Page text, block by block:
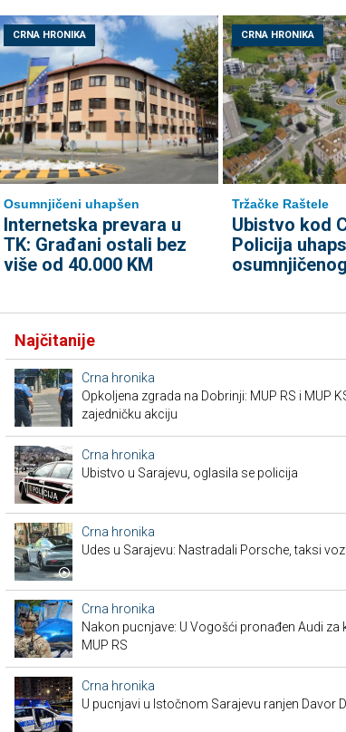
CRNA HRONIKA
Osumnjičeni uhapšen
Internetska prevara u
TK: Građani ostali bez
više od 40.000 KM
CRNA HRONIKA
Tržačke Raštele
Ubistvo kod
Policija
osumnjičenog
Najčitanije
Crna hronika
Opkoljena zgrada na Dobrinji: MUP RS i MUP
zajedničku akciju
Crna hronika
Ubistvo u Sarajevu, oglasila se policija
Crna hronika
Udes u Sarajevu: Nastradali Porsche, taksi
Crna hronika
Nakon pucnjave: U Vogošći pronađen Audi za
MUP RS
Crna hronika
U pucnjavi u Istočnom Sarajevu ranjen Davor